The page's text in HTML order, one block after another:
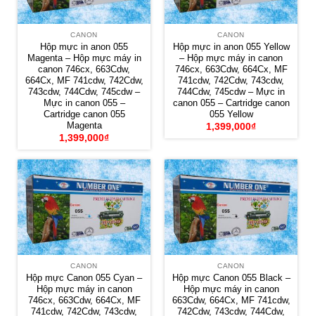
CANON
Hộp mực in anon 055
Magenta – Hộp mực máy in
canon 746cx, 663Cdw,
664Cx, MF 741cdw, 742Cdw,
743cdw, 744Cdw, 745cdw –
Mực in canon 055 –
Cartridge canon 055
Magenta
1,399,000₫
CANON
Hộp mực in anon 055 Yellow
– Hộp mực máy in canon
746cx, 663Cdw, 664Cx, MF
741cdw, 742Cdw, 743cdw,
744Cdw, 745cdw – Mực in
canon 055 – Cartridge canon
055 Yellow
1,399,000₫
CANON
Hộp mực Canon 055 Cyan –
Hộp mực máy in canon
746cx, 663Cdw, 664Cx, MF
741cdw, 742Cdw, 743cdw,
CANON
Hộp mực Canon 055 Black –
Hộp mực máy in canon
663Cdw, 664Cx, MF 741cdw,
742Cdw, 743cdw, 744Cdw,